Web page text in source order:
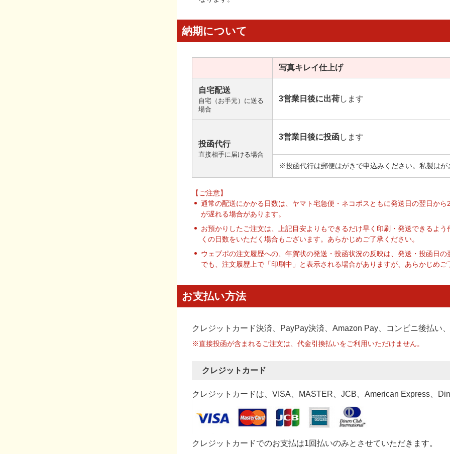
納期について
写真キレイ仕上げ
自宅配送
自宅（お手元）に送る
場合
3営業日後に出荷します
投函代行
直接相手に届ける場合
3営業日後に投函します
※投函代行は郵便はがきで申込みください。私製はが
【ご注意】
通常の配送にかかる日数は、ヤマト宅急便・ネコポスともに発送日の翌日か
が遅れる場合があります。
お預かりしたご注文は、上記目安よりもできるだけ早く印刷・発送できるよ
くの日数をいただく場合もございます。あらかじめご了承ください。
ウェブポの注文履歴への、年賀状の発送・投函状況の反映は、発送・投函日
でも、注文履歴上で「印刷中」と表示される場合がありますが、あらかじめご
お支払い方法
クレジットカード決済、PayPay決済 、Amazon Pay、コンビニ後払い
※直接投函が含まれるご注文は、代金引換払いをご利用いただけません。
クレジットカード
クレジットカードは、VISA、MASTER、JCB、American Express、
クレジットカードでのお支払は1回払いのみとさせていただきます。